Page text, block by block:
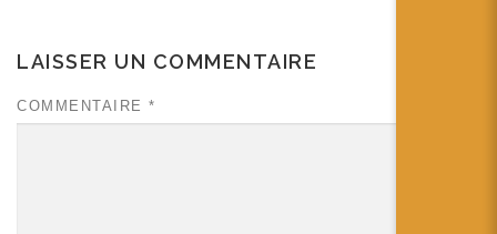
LAISSER UN COMMENTAIRE
COMMENTAIRE *